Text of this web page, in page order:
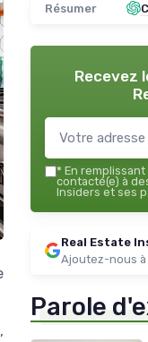
Résumer
Recevez
* En remplissant
contacté(e) à
Insiders et ses
Real Estate
Ajoutez-nous
Parole